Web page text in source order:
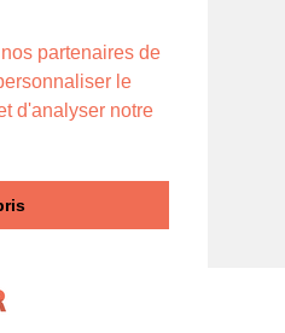
partenaires de
le
d'analyser notre